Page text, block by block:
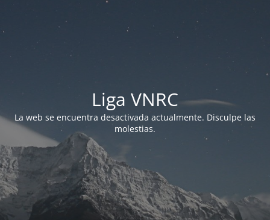
Liga VNRC
La web se encuentra desactivada actualmente. Disculpe las
molestias.